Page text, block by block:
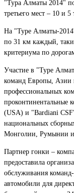
"Тура Алматы 2014"
третьего мест – 10 и 5
На "Туре Алматы-
по 31 км каждый,
критериума по
Участие в "Туре
команд Европы, Азии
профессиональных
проконтинентальные
(USA) и "Bardiani
национальных
Монголии, Румынии
Партнер гонки –
предоставила
обслуживания
автомобили для